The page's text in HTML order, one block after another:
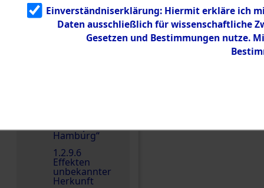
1.2.9.3
Effekten aus
dem KZ
Neuengamm
Hamburg“
1.2.9.6
Effekten
unbekannter
Herkunft
Einen Kommentar
Einverständniserklärung: Hiermit erkläre ich
Daten ausschließlich für wissenschaftliche
Gesetzen und Bestimmungen nutze.